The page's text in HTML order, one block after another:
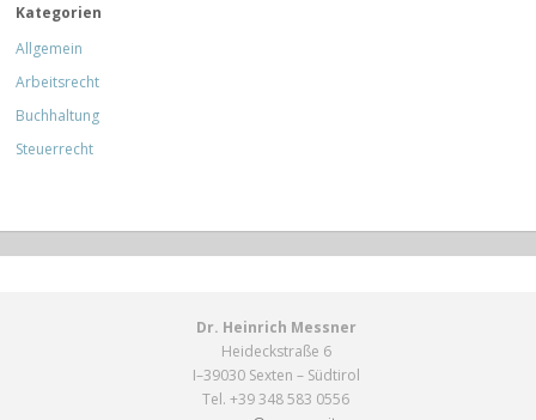
Kategorien
Allgemein
Arbeitsrecht
Buchhaltung
Steuerrecht
Dr. Heinrich Messner
Heideckstraße 6
I–39030 Sexten – Südtirol
Tel. +39 348 583 0556